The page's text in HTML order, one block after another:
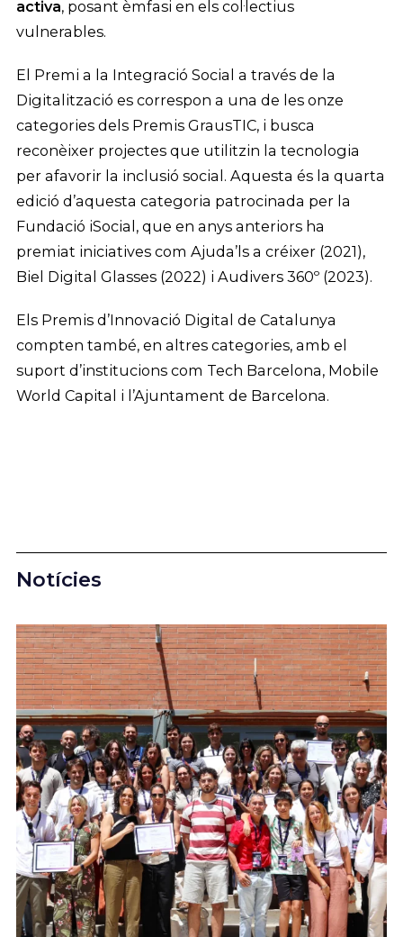
activa, posant èmfasi en els col·lectius
vulnerables.
El Premi a la Integració Social a través de la
Digitalització es correspon a una de les onze
categories dels Premis GrausTIC, i busca
reconèixer projectes que utilitzin la tecnologia
per afavorir la inclusió social. Aquesta és la quarta
edició d’aquesta categoria patrocinada per la
Fundació iSocial, que en anys anteriors ha
premiat iniciatives com Ajuda’ls a créixer (2021),
Biel Digital Glasses (2022) i Audivers 360º (2023).
Els Premis d’Innovació Digital de Catalunya
compten també, en altres categories, amb el
suport d’institucions com Tech Barcelona, Mobile
World Capital i l’Ajuntament de Barcelona.